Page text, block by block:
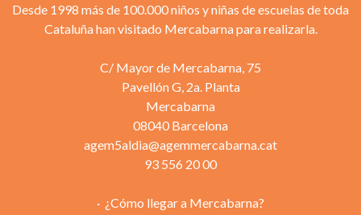
Desde 1998 más de 100.000 niños y niñas de escuelas de toda
Cataluña han visitado Mercabarna para realizarla.
C/ Mayor de Mercabarna, 75
Pavellón G, 2a. Planta
Mercabarna
08040 Barcelona
agem5aldia@agemmercabarna.cat
93 556 20 00
¿Cómo llegar a Mercabarna?